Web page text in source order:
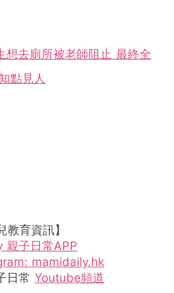
想去廁所被老師阻止 最終全
點見人
教育資訊】
親子日常APP
mamidaily.hk
日常 Youtube頻道